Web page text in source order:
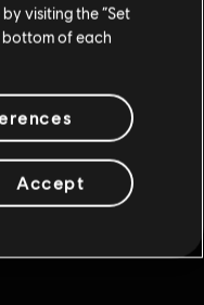
店visiting the “Set
bottom of each
Accept